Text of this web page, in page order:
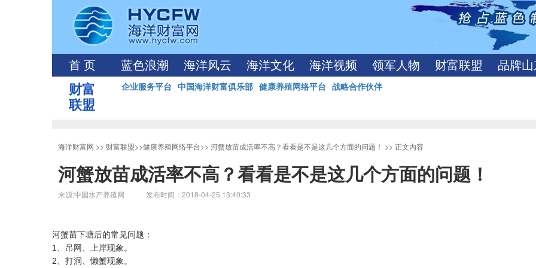
首 页 蓝色浪潮 海洋风云 海洋文化 海洋视频 领军人物 财富联盟 品牌
财富
联盟
企业服务平台 中国海洋财富俱乐部 健康养殖网络平台 战略合作伙伴
海洋财富网 >> 财富联盟>>健康养殖网络平台>> 河蟹放苗成活率不高？看看是不是这几个方面的问题！ >> 正文内容
河蟹放苗成活率不高？看看是不是这几个方面的问题！
来源:中国水产养殖网 发布时间：2018-04-25 13:40:33
河蟹苗下塘后的常见问题：
1、吊网、上岸现象。
2、打洞、懒蟹现象。